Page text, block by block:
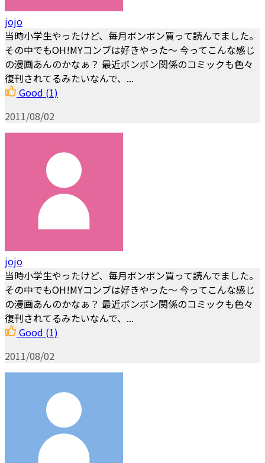
jojo
当時小学生やったけど、毎月ボンボン買って読んでました。
その中でもOH!MYコンブは好きやった～ 今ってこんな感じ
の漫画あんのかなぁ？ 最近ボンボン関係のコミックも色々
復刊されてるみたいなんで、...
Good (1)
2011/08/02
jojo
当時小学生やったけど、毎月ボンボン買って読んでました。
その中でもOH!MYコンブは好きやった～ 今ってこんな感じ
の漫画あんのかなぁ？ 最近ボンボン関係のコミックも色々
復刊されてるみたいなんで、...
Good (1)
2011/08/02